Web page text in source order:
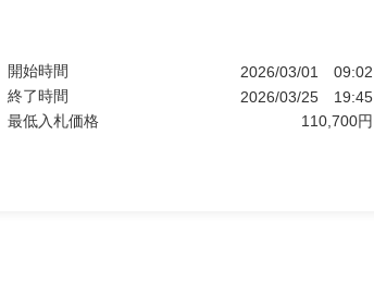
開始時間 2026/03/01
09:02
終了時間
2026/03/25
19:45
最低入札価格
110,700円